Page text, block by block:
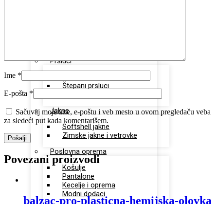
Prsluci
Štepani prsluci
Jakne
Softshell jakne
Zimske jakne i vetrovke
Poslovna oprema
Košulje
Pantalone
Kecelje i oprema
Modni dodaci
Ime *
E-pošta *
Sačuvaj moje ime, e-poštu i veb mesto u ovom pregledaču veba
za sledeći put kada komentarišem.
Povezani proizvodi
balzac-pro-plasticna-hemijska-olovka